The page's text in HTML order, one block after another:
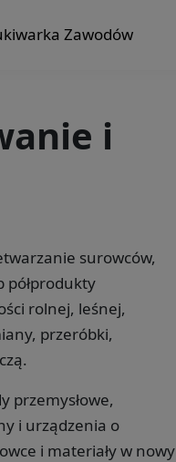
Zawodów
i
surowców,
półprodukty
rolnej, leśnej,
przeróbki,
przemysłowe,
i urządzenia o
i materiały w nowy